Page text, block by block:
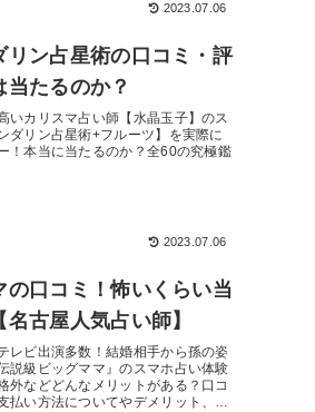
2023.07.06
リン占星術の口コミ・評
たるのか？
いカリスマ占い師【水晶玉子】のス
ダリン占星術+フルーツ】を実際に
！本当に当たるのか？全60の究極鑑
2023.07.06
の口コミ！怖いくらい当
古屋人気占い師】
レビ出演多数！結婚相手から孫の姿
説級ビッグママ』のスマホ占い体験
外などどんなメリットがある？口コ
払い方法についてやデメリット、登